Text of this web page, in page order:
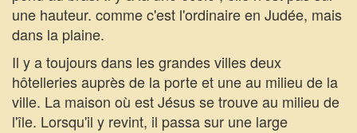
une hauteur. comme c'est l'ordinaire en Judée, mais
dans la plaine.
Il y a toujours dans les grandes villes deux
hôtelleries auprès de la porte et une au milieu de la
ville. La maison où est Jésus se trouve au milieu de
l'île. Lorsqu'il y revint, il passa sur une large